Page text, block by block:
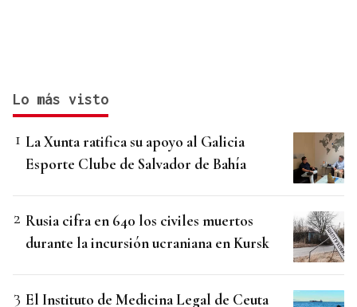
Lo más visto
La Xunta ratifica su apoyo al Galicia
Esporte Clube de Salvador de Bahía
Rusia cifra en 640 los civiles muertos
durante la incursión ucraniana en Kursk
El Instituto de Medicina Legal de Ceuta